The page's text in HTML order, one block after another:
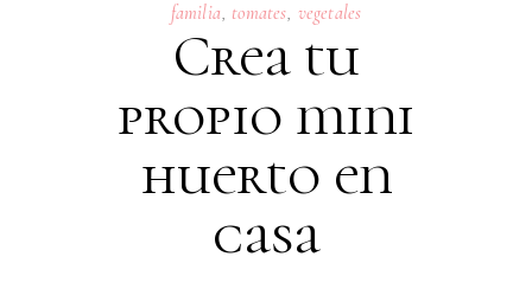
familia, tomates, vegetales
Crea tu
propio mini
huerto en
casa